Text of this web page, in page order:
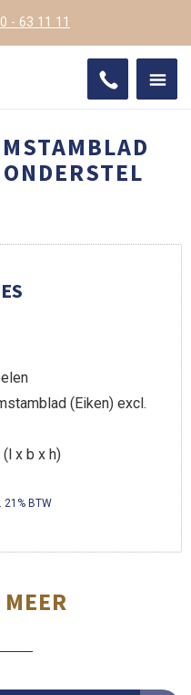
- 63 11 11
(Eiken) excl.
x b x h)
21% BTW